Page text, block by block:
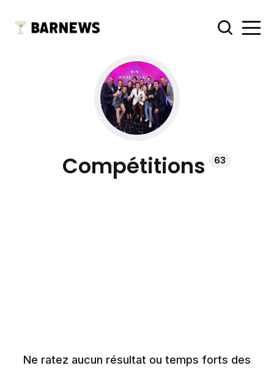
Compétitions 63
Ne ratez aucun résultat ou temps forts des